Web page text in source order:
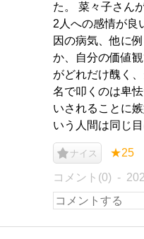
た。 菜々子さん
2人への感情が良
因の病気、他に
か、自分の価値
がどれだけ醜く
名で叩くのは卑
いされることに
いう人間は同じ
ナイス ★25
コメント(0)